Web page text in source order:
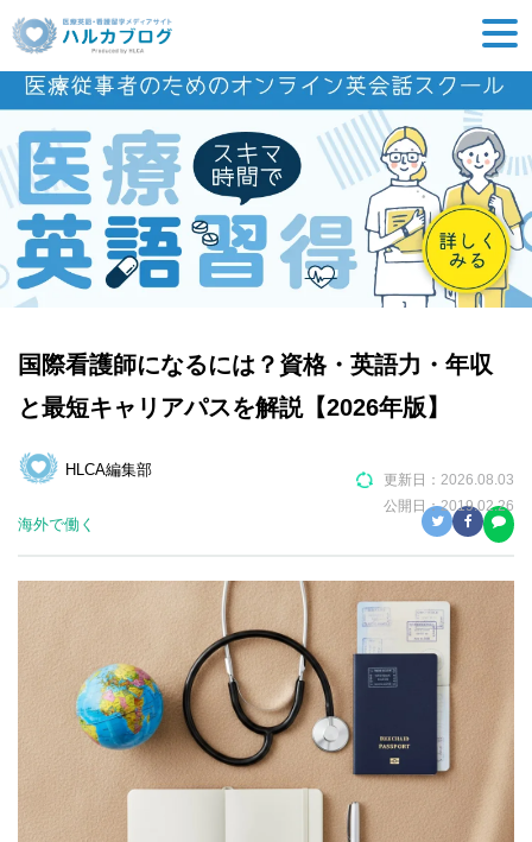
国際看護師になるには？資格・英語力・年収
と最短キャリアパスを解説【2026年版】
HLCA編集部
更新日： 2026.08.03
公開日：2019.02.26
海外で働く